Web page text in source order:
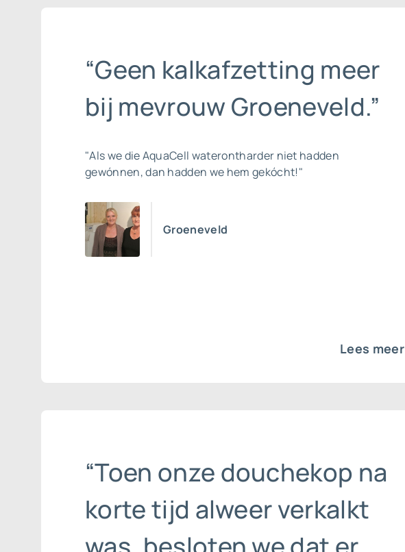
“Geen kalkafzetting meer
bij mevrouw Groeneveld.”
"Als we die AquaCell waterontharder niet hadden
gewónnen, dan hadden we hem gekócht!"
Groeneveld
Lees meer
“Toen onze douchekop na
korte tijd alweer verkalkt